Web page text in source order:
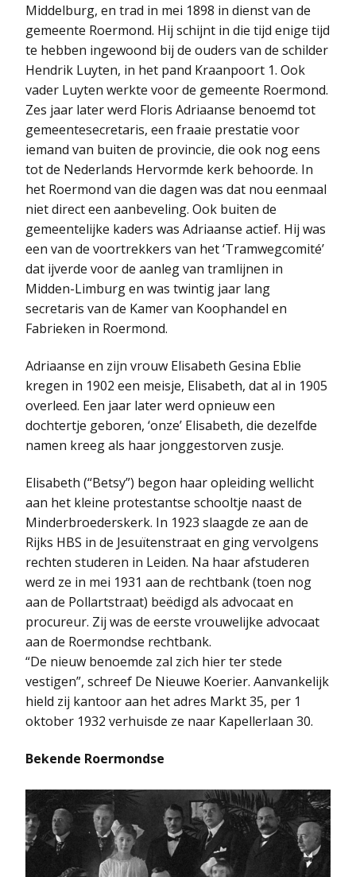
Middelburg, en trad in mei 1898 in dienst van de
gemeente Roermond. Hij schijnt in die tijd enige tijd
te hebben ingewoond bij de ouders van de schilder
Hendrik Luyten, in het pand Kraanpoort 1. Ook
vader Luyten werkte voor de gemeente Roermond.
Zes jaar later werd Floris Adriaanse benoemd tot
gemeentesecretaris, een fraaie prestatie voor
iemand van buiten de provincie, die ook nog eens
tot de Nederlands Hervormde kerk behoorde. In
het Roermond van die dagen was dat nou eenmaal
niet direct een aanbeveling. Ook buiten de
gemeentelijke kaders was Adriaanse actief. Hij was
een van de voortrekkers van het ‘Tramwegcomité’
dat ijverde voor de aanleg van tramlijnen in
Midden-Limburg en was twintig jaar lang
secretaris van de Kamer van Koophandel en
Fabrieken in Roermond.
Adriaanse en zijn vrouw Elisabeth Gesina Eblie
kregen in 1902 een meisje, Elisabeth, dat al in 1905
overleed. Een jaar later werd opnieuw een
dochtertje geboren, ‘onze’ Elisabeth, die dezelfde
namen kreeg als haar jonggestorven zusje.
Elisabeth (“Betsy”) begon haar opleiding wellicht
aan het kleine protestantse schooltje naast de
Minderbroederskerk. In 1923 slaagde ze aan de
Rijks HBS in de Jesuïtenstraat en ging vervolgens
rechten studeren in Leiden. Na haar afstuderen
werd ze in mei 1931 aan de rechtbank (toen nog
aan de Pollartstraat) beëdigd als advocaat en
procureur. Zij was de eerste vrouwelijke advocaat
aan de Roermondse rechtbank.
“De nieuw benoemde zal zich hier ter stede
vestigen”, schreef De Nieuwe Koerier. Aanvankelijk
hield zij kantoor aan het adres Markt 35, per 1
oktober 1932 verhuisde ze naar Kapellerlaan 30.
Bekende Roermondse